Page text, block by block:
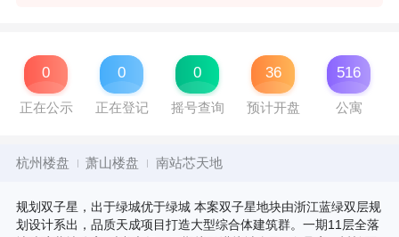
0
正在公示
0
正在登记
0
摇号查询
36
预计开盘
516
公寓
杭州楼盘 萧山楼盘 南站芯天地
规划双子星，出于绿城优于绿城 本案双子星地块由浙江蓝绿双层规
划设计系出，品质天成项目打造大型综合体建筑群。一期11层全落